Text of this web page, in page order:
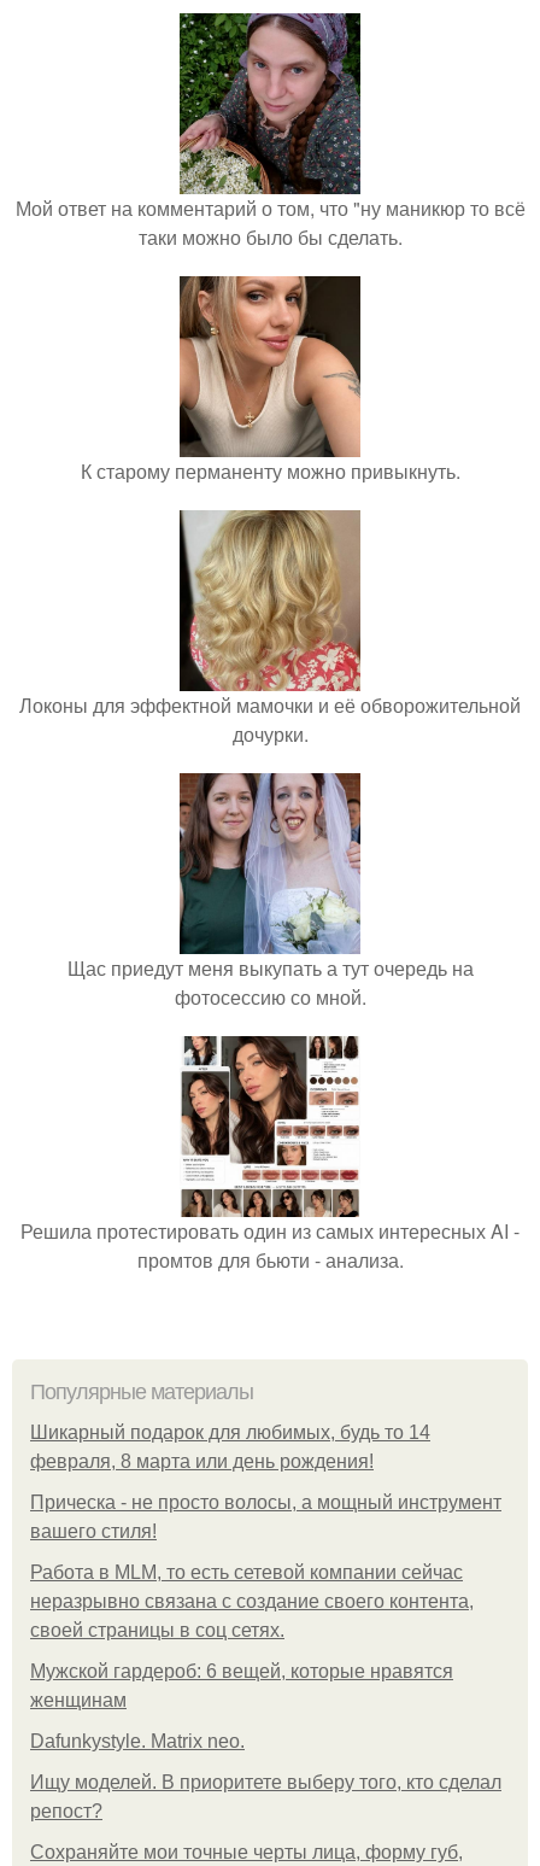
Мой ответ на комментарий о том, что "ну маникюр то всё
таки можно было бы сделать.
К старому перманенту можно привыкнуть.
Локоны для эффектной мамочки и её обворожительной
дочурки.
Щас приедут меня выкупать а тут очередь на
фотосессию со мной.
Решила протестировать один из самых интересных AI -
промтов для бьюти - анализа.
Популярные материалы
Шикарный подарок для любимых, будь то 14
февраля, 8 марта или день рождения!
Прическа - не просто волосы, а мощный инструмент
вашего стиля!
Работа в MLM, то есть сетевой компании сейчас
неразрывно связана с создание своего контента,
своей страницы в соц сетях.
Мужской гардероб: 6 вещей, которые нравятся
женщинам
Dafunkystyle. Matrix neo.
Ищу моделей. В приоритете выберу того, кто сделал
репост?
Сохраняйте мои точные черты лица, форму губ,